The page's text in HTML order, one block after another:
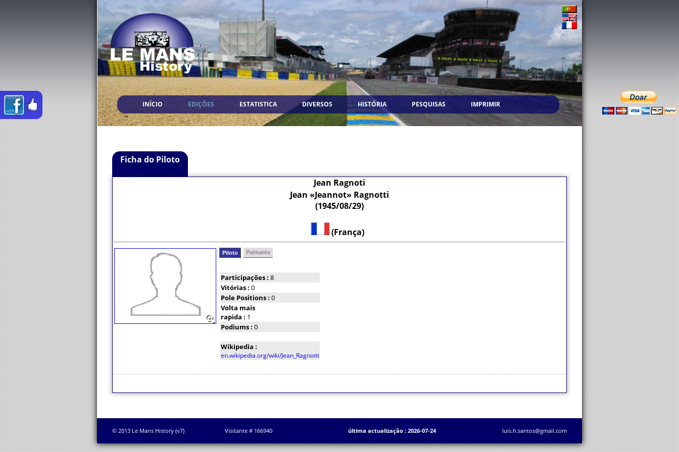
INÍCIO EDIÇÕES ESTATISTICA DIVERSOS HISTÓRIA PESQUISAS IMPRIMIR
Ficha do Piloto
Jean Ragnoti
Jean «Jeannot» Ragnotti
(1945/08/29)
(França)
Piloto Palmarés
Participações : 8
Vitórias : 0
Pole Positions : 0
Volta mais
rapida : 1
Podiums : 0
Wikipedia :
en.wikipedia.org/wiki/Jean_Ragnotti
© 2013 Le Mans History (v7) Visitante # 166940 última actualização : 2026-07-24 luis.h.santos@gmail.com